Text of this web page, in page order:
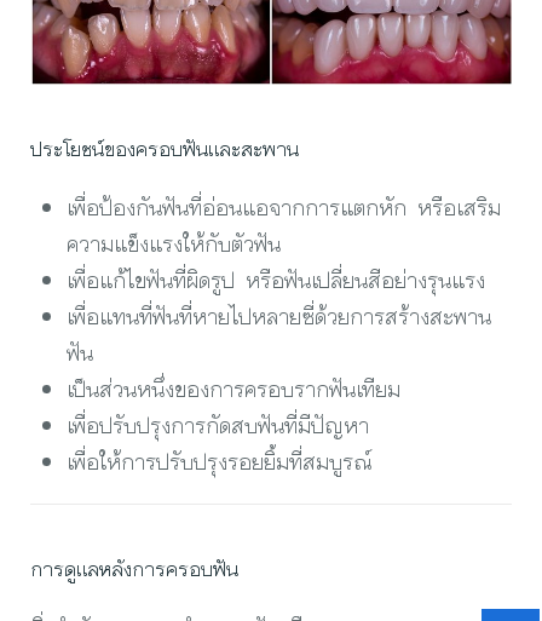
ประโยชน์ของครอบฟันและสะพาน
เพื่อป้องกันฟันที่อ่อนแอจากการแตกหัก หรือเสริม
ความแข็งแรงให้กับตัวฟัน
เพื่อแก้ไขฟันที่ผิดรูป หรือฟันเปลี่ยนสีอย่างรุนแรง
เพื่อแทนที่ฟันที่หายไปหลายซี่ด้วยการสร้างสะพาน
ฟัน
เป็นส่วนหนึ่งของการครอบรากฟันเทียม
เพื่อปรับปรุงการกัดสบฟันที่มีปัญหา
เพื่อให้การปรับปรุงรอยยิ้มที่สมบูรณ์
การดูแลหลังการครอบฟัน